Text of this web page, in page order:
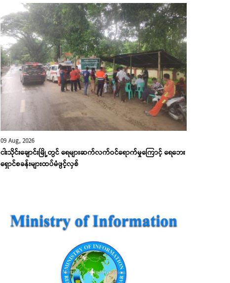
09 Aug, 2026
ငါးသိုင်းချောင်းမြို့တွင် ရေများဆက်လက်ဝင်ရောက်မှုကြောင့် ရေဘေး
ရှောင်စခန်းများထပ်မံဖွင့်လှစ်